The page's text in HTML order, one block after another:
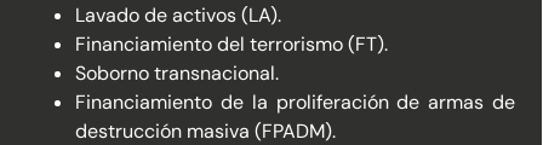
Lavado de activos (LA).
Financiamiento del terrorismo (FT).
Soborno transnacional.
Financiamiento de la proliferación de armas de
destrucción masiva (FPADM).